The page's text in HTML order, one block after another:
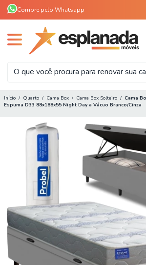
Compre pelo Whatsapp
Início / Quarto / Cama Box / Cama Box Solteiro / Cama
Espuma D33 88x188x55 Night Day a Vácuo Branco/Cinza